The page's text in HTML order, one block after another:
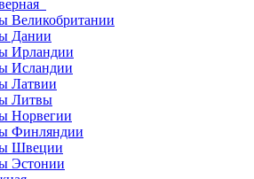
Великобритании
Дании
Ирландии
Исландии
Латвии
Литвы
Норвегии
Финляндии
Швеции
Эстонии